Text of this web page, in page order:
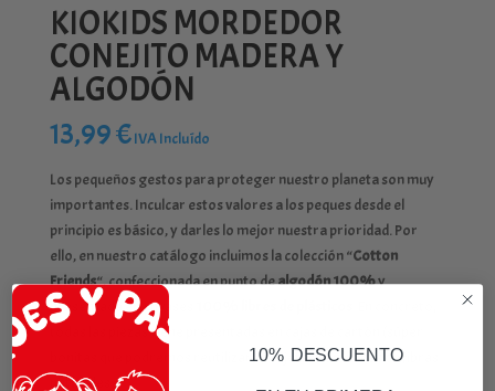
KIOKIDS MORDEDOR
CONEJITO MADERA Y
ALGODÓN
13,99€IVA Incluído
Los pequeños gestos para proteger nuestro planeta son muy
importantes. Inculcar estos valores a los peques desde el
principio es básico, y darles lo mejor nuestra prioridad. Por
ello, en nuestro catálogo incluimos la colección “Cotton
Friends“, confeccionada en punto dealgodón 100%y
presentada en envases
todas las piezas viene presentadas en cajas de cartón (súper
bonitas que podremos reutilizar) y sujetas con bridas de fibras
naturales.
10% DESCUENTO